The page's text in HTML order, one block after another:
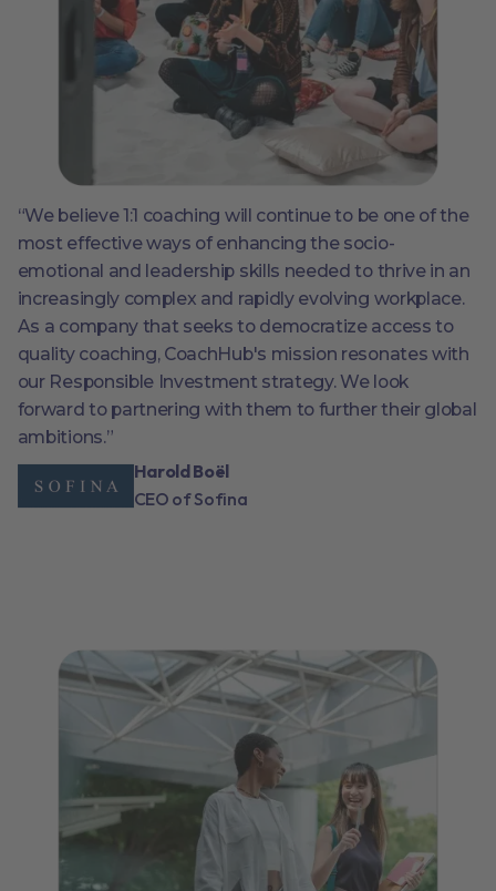
“We believe 1:1 coaching will continue to be one of the
most effective ways of enhancing the socio-
emotional and leadership skills needed to thrive in an
increasingly complex and rapidly evolving workplace.
As a company that seeks to democratize access to
quality coaching, CoachHub's mission resonates with
our Responsible Investment strategy. We look
forward to partnering with them to further their global
ambitions.”
Harold Boël
CEO of Sofina